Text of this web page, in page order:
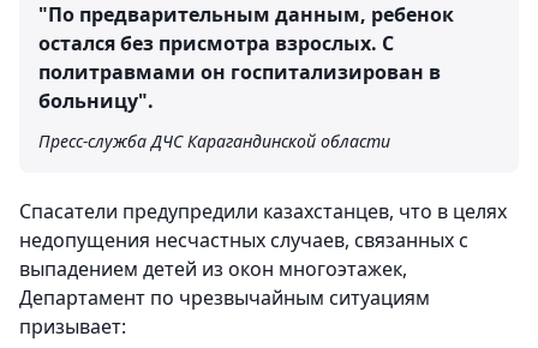
"По предварительным данным, ребенок
остался без присмотра взрослых. С
политравмами он госпитализирован в
больницу".
Пресс-служба ДЧС Карагандинской области
Спасатели предупредили казахстанцев, что в целях
недопущения несчастных случаев, связанных с
выпадением детей из окон многоэтажек,
Департамент по чрезвычайным ситуациям
призывает: